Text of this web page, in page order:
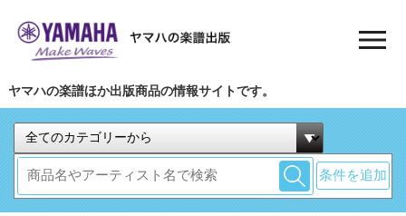
ヤマハの楽譜ほか出版商品の情報サイトです。
条件を追加